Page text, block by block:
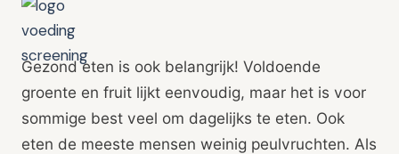
Gezond eten is ook belangrijk! Voldoende
groente en fruit lijkt eenvoudig, maar het is voor
sommige best veel om dagelijks te eten. Ook
eten de meeste mensen weinig peulvruchten. Als